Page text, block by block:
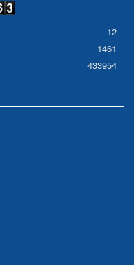
12
1461
433954